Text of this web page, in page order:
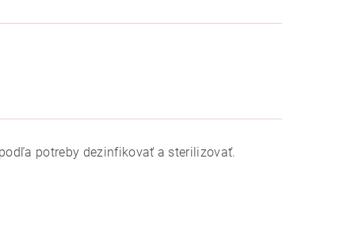
potreby dezinfikovať a sterilizovať.